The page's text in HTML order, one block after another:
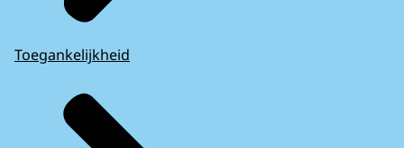
Toegankelijkheid